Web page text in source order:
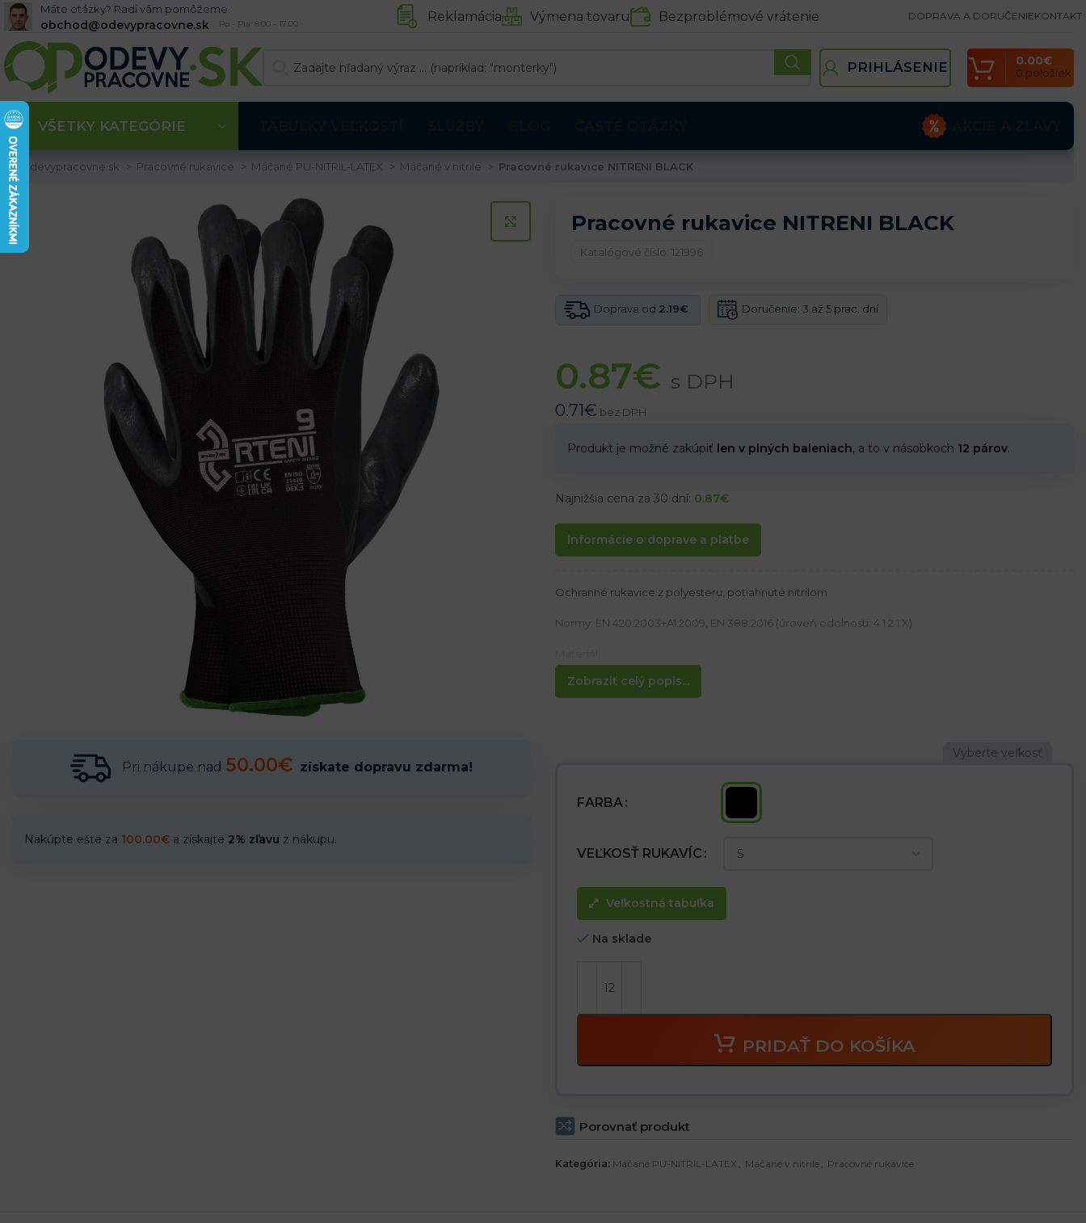
Máte otázky? Radi vám pomôžeme.
obchod@odevypracovne.sk Po - Pia: 8:00 - 17:00 Reklamácia Výmena tovaru Bezproblémové vrátenie DOPRAVA A DORUČENIEKONTAKT
PRIHLÁSENIE 0 položiek
0.00€
VŠETKY KATEGÓRIE
Odevypracovne.sk Pracovné rukavice Máčané PU-NITRIL-LATEX Máčané v nitrile Pracovné rukavice NITRENI BLACK
KLIKNITE PRE ZVÄČŠENIE
Pri nákupe nad 50.00€ získate dopravu zdarma!
Nakúpte ešte za 100.00€ a získajte 2% zľavu z nákupu.
Pracovné rukavice NITRENI BLACK
Katalógové číslo: 121996
Doprava od 2.19€ Doručenie: 3 až 5 prac. dní
0.87€ s DPH
0.71€ bez DPH
Produkt je možné zakúpiť len v plných baleniach, a to v násobkoch 12 párov.
Najnižšia cena za 30 dní: 0.87€
Informácie o doprave a platbe
Zobraziť celý popis...
Ochranné rukavice z polyesteru, potiahnuté nitrilom
Normy: EN 420:2003+A1:2009, EN 388:2016 (úroveň odolnosti: 4 1 2 1 X)
Vyrobené z polyestru
Potiahnuté nitrilom
– Nitril zvyšuje odolnosť voči tukom a olejom
– Vhodné na všeobecné mechanické práce
FARBA
VEĽKOSŤ RUKAVÍC
Veľkostná tabuľka
Na sklade
PRIDAŤ DO KOŠÍKA
Porovnať produkt
Kategória: Máčané PU-NITRIL-LATEX , Máčané v nitrile , Pracovné rukavice